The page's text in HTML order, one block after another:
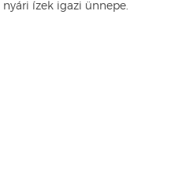
ízek igazi ünnepe.